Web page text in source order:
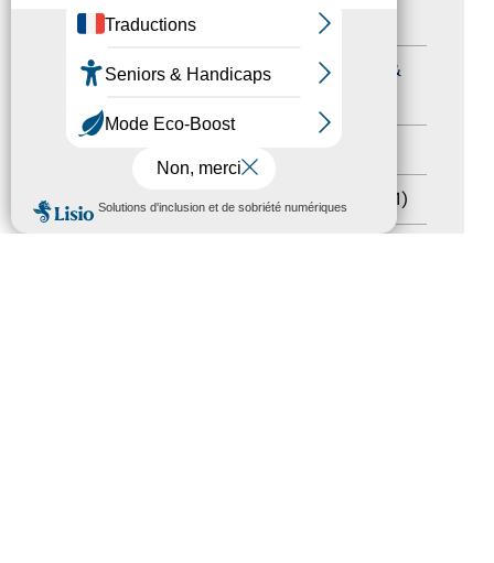
MENU
Formation
Journées nationales Tourisme &
Sommet mondial du tourisme (1)